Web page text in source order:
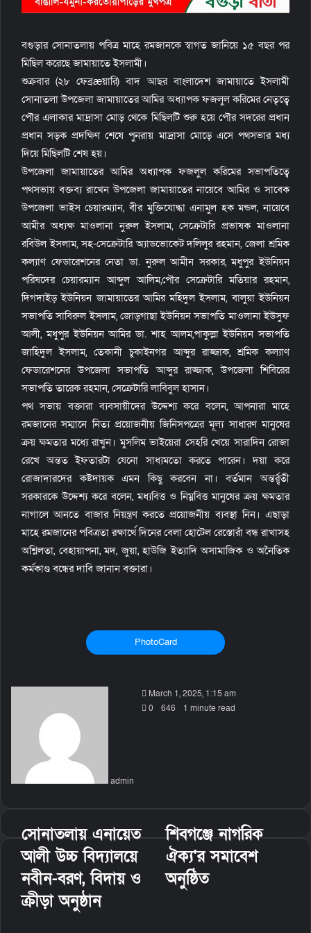
বগুড়ার সোনাতলায় পবিত্র মাহে রমজানকে স্বাগত জানিয়ে ১৫ বছর পর
মিছিল করেছে জামায়াতে ইসলামী।
শুক্রবার (২৮ ফেব্রæয়ারি) বাদ আছর বাংলাদেশ জামায়াতে ইসলামী
সোনাতলা উপজেলা জামায়াতের আমির অধ্যাপক ফজলুল করিমের নেতৃত্বে
পৌর এলাকার মাদ্রাসা মোড় থেকে মিছিলটি শুরু হয়ে পৌর সদরের প্রধান
প্রধান সড়ক প্রদক্ষিণ শেষে পুনরায় মাদ্রাসা মোড়ে এসে পথসভার মধ্য
দিয়ে মিছিলটি শেষ হয়।
উপজেলা জামায়াতের আমির অধ্যাপক ফজলুল করিমের সভাপতিত্বে
পথসভায় বক্তব্য রাখেন উপজেলা জামায়াতের নায়েবে আমির ও সাবেক
উপজেলা ভাইস চেয়ারম্যান, বীর মুক্তিযোদ্ধা এনামুল হক মন্ডল, নায়েবে
আমীর অধ্যক্ষ মাওলানা নুরুল ইসলাম, সেক্রেটারি প্রভাষক মাওলানা
রবিউল ইসলাম, সহ-সেক্রেটারি অ্যাডভোকেট দলিলুর রহমান, জেলা শ্রমিক
কল্যাণ ফেডারেশনের নেতা ডা. নুরুল আমীন সরকার, মধুপুর ইউনিয়ন
পরিষদের চেয়ারম্যান আব্দুল আলিম,পৌর সেক্রেটারি মতিয়ার রহমান,
দিগদাইড় ইউনিয়ন জামায়াতের আমির মহিদুল ইসলাম, বালুয়া ইউনিয়ন
সভাপতি সাবিরুল ইসলাম, জোড়গাছা ইউনিয়ন সভাপতি মাওলানা ইউসুফ
আলী, মধুপুর ইউনিয়ন আমির ডা. শাহ আলম,পাকুল্লা ইউনিয়ন সভাপতি
জাহিদুল ইসলাম, তেকানী চুকাইনগর আব্দুর রাজ্জাক, শ্রমিক কল্যাণ
ফেডারেশনের উপজেলা সভাপতি আব্দুর রাজ্জাক, উপজেলা শিবিরের
সভাপতি তারেক রহমান, সেক্রেটারি লাবিবুল হাসান।
পথ সভায় বক্তারা ব্যবসায়ীদের উদ্দেশ্য করে বলেন, আপনারা মাহে
রমজানের সম্মানে নিত্য প্রয়োজনীয় জিনিসপত্রের মূল্য সাধারণ মানুষের
ক্রয় ক্ষমতার মধ্যে রাখুন। মুসলিম ভাইয়েরা সেহরি খেয়ে সারাদিন রোজা
রেখে অন্তত ইফতারটা যেনো সাধ্যমতো করতে পারেন। দয়া করে
রোজাদারদের কষ্টদায়ক এমন কিছু করবেন না। বর্তমান অন্তর্র্বতী
সরকারকে উদ্দেশ্য করে বলেন, মধ্যবিত্ত ও নিম্নবিত্ত মানুষের ক্রয় ক্ষমতার
নাগালে আনতে বাজার নিয়ন্ত্রণ করতে প্রয়োজনীয় ব্যবস্থা নিন। এছাড়া
মাহে রমজানের পবিত্রতা রক্ষার্থে দিনের বেলা হোটেল রেস্তোরাঁ বন্ধ রাখাসহ
অশ্লিলতা, বেহায়াপনা, মদ, জুয়া, হাউজি ইত্যাদি অসামাজিক ও অনৈতিক
কর্মকাণ্ড বন্ধের দাবি জানান বক্তারা।
PhotoCard
admin
l
March 1, 2025, 1:15 am
0
646 1 minute read
সোনাতলায় এনায়েত
আলী উচ্চ বিদ্যালয়ে
নবীন-বরণ, বিদায় ও
ক্রীড়া অনুষ্ঠান
শিবগঞ্জে নাগরিক
ঐক্য'র সমাবেশ
অনুষ্ঠিত